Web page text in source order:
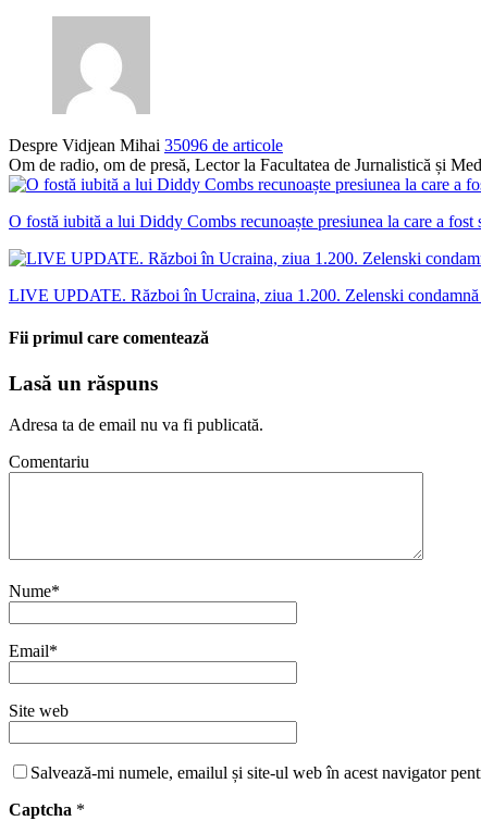
Despre Vidjean Mihai 35096 de articole
Om de radio, om de presă, Lector la Facultatea de Jurnalistică și
O fostă iubită a lui Diddy Combs recunoaște presiunea la care a
LIVE UPDATE. Război în Ucraina, ziua 1.200. Zelenski
Fii primul care comentează
Lasă un răspuns
Adresa ta de email nu va fi publicată.
Comentariu
Nume*
Email*
Site web
Salvează-mi numele, emailul și site-ul web în acest navigator
Captcha *